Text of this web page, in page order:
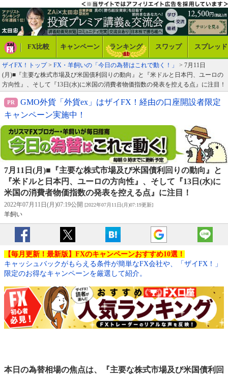
FX比較 キャンペーン ランキング スワップ スプレッド
ザイFX！トップ> FX・羊飼いの「今日の為替はこれで動く！」
> 7月11日
(月)■『主要な株式市場及び米国債利回りの動向』と『米ドルと日本円、ユーロの
方向性』、そして『13日(水)に米国の消費者物価指数の発表を控える点』に注目！
GMO外貨「外貨ex」はザイFX！経由の口座開設者限定
キャンペーン実施中！
7月11日(月)■『主要な株式市場及び米国債利回りの動向』と
『米ドルと日本円、ユーロの方向性』、そして『13日(水)に
米国の消費者物価指数の発表を控える点』に注目！
2022年07月11日(月)07:19公開 [2022年07月11日(月)07:19更新]
羊飼い
【毎月更新！最新版】FXのキャンペーンおすすめ10選！
キャッシュバックがもらえる条件が簡単なFX会社や、「ザイFX！」
限定のお得なキャンペーンを厳選して紹介。
本日の為替相場の焦点は、『主要な株式市場及び米国債利回